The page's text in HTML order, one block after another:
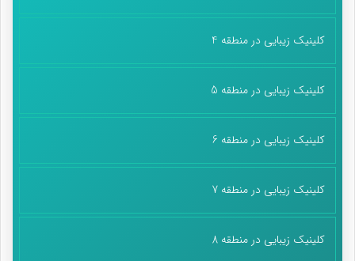
کلینیک زیبایی در منطقه 4
کلینیک زیبایی در منطقه 5
کلینیک زیبایی در منطقه 6
کلینیک زیبایی در منطقه 7
کلینیک زیبایی در منطقه 8